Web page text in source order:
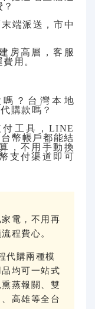
端派送，市中
房高層，客服
用。
？台灣本地
購款嗎？
工具，LINE
幣帳戶都能結
，不用手動換
支付渠道即可
電，不用再
程費心。
代購兩種模
均可一站式
蒸報關、雙
高雄等全台